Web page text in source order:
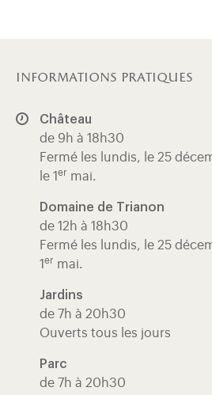
informations pratiques
Château
de 9h à 18h30
Fermé les lundis, le 25
le 1 er mai.
Domaine de Trianon
de 12h à 18h30
Fermé les lundis, le 25
1 er mai.
Jardins
de 7h à 20h30
Ouverts tous les jours
Parc
de 7h à 20h30